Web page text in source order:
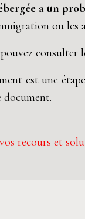
a un
ou
consulter
est une
document.
recours et